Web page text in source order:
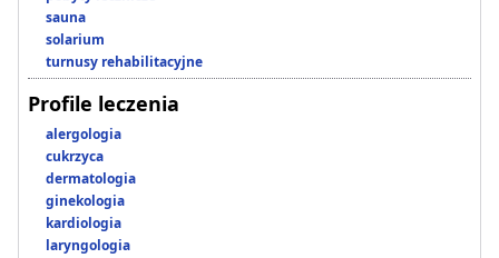
sauna
solarium
turnusy rehabilitacyjne
Profile leczenia
alergologia
cukrzyca
dermatologia
ginekologia
kardiologia
laryngologia